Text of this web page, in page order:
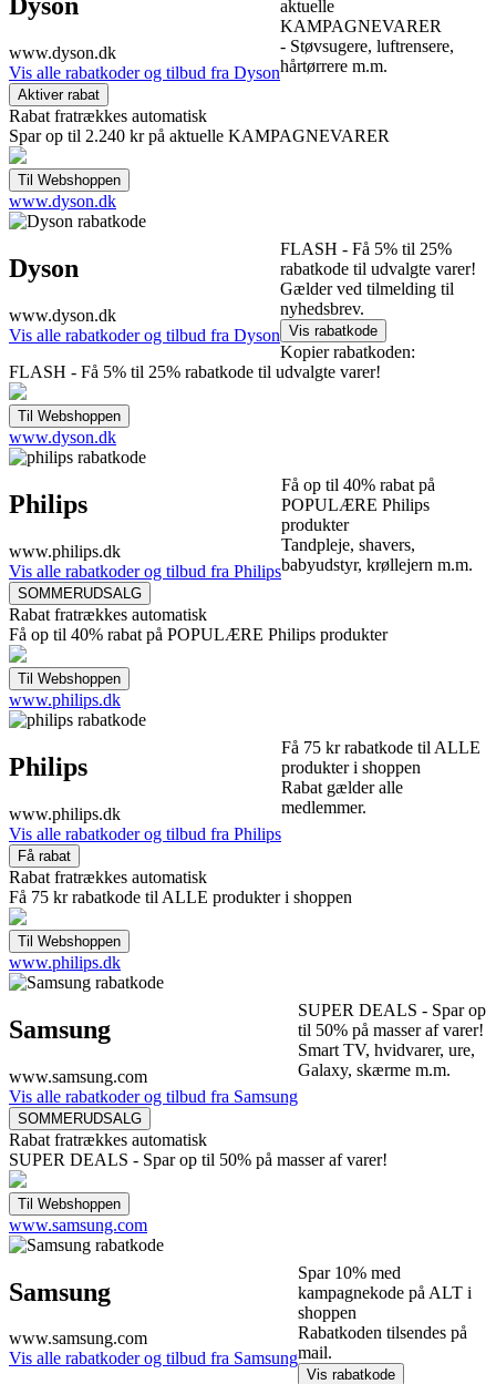
Dyson
www.dyson.dk
Vis alle rabatkoder og tilbud fra Dyson
aktuelle
KAMPAGNEVARER
- Støvsugere, luftrensere,
hårtørrere m.m.
Rabat fratrækkes automatisk
Spar op til 2.240 kr på aktuelle KAMPAGNEVARER
www.dyson.dk
Dyson
www.dyson.dk
Vis alle rabatkoder og tilbud fra Dyson
FLASH - Få 5% til 25%
rabatkode til udvalgte varer!
Gælder ved tilmelding til
nyhedsbrev.
Kopier rabatkoden:
FLASH - Få 5% til 25% rabatkode til udvalgte varer!
www.dyson.dk
Philips
www.philips.dk
Vis alle rabatkoder og tilbud fra Philips
Få op til 40% rabat på
POPULÆRE Philips
produkter
Tandpleje, shavers,
babyudstyr, krøllejern m.m.
Rabat fratrækkes automatisk
Få op til 40% rabat på POPULÆRE Philips produkter
www.philips.dk
Philips
www.philips.dk
Vis alle rabatkoder og tilbud fra Philips
Få 75 kr rabatkode til ALLE
produkter i shoppen
Rabat gælder alle
medlemmer.
Rabat fratrækkes automatisk
Få 75 kr rabatkode til ALLE produkter i shoppen
www.philips.dk
Samsung
www.samsung.com
Vis alle rabatkoder og tilbud fra Samsung
SUPER DEALS - Spar op
til 50% på masser af varer!
Smart TV, hvidvarer, ure,
Galaxy, skærme m.m.
Rabat fratrækkes automatisk
SUPER DEALS - Spar op til 50% på masser af varer!
www.samsung.com
Samsung
www.samsung.com
Vis alle rabatkoder og tilbud fra Samsung
Spar 10% med
kampagnekode på ALT i
shoppen
Rabatkoden tilsendes på
mail.